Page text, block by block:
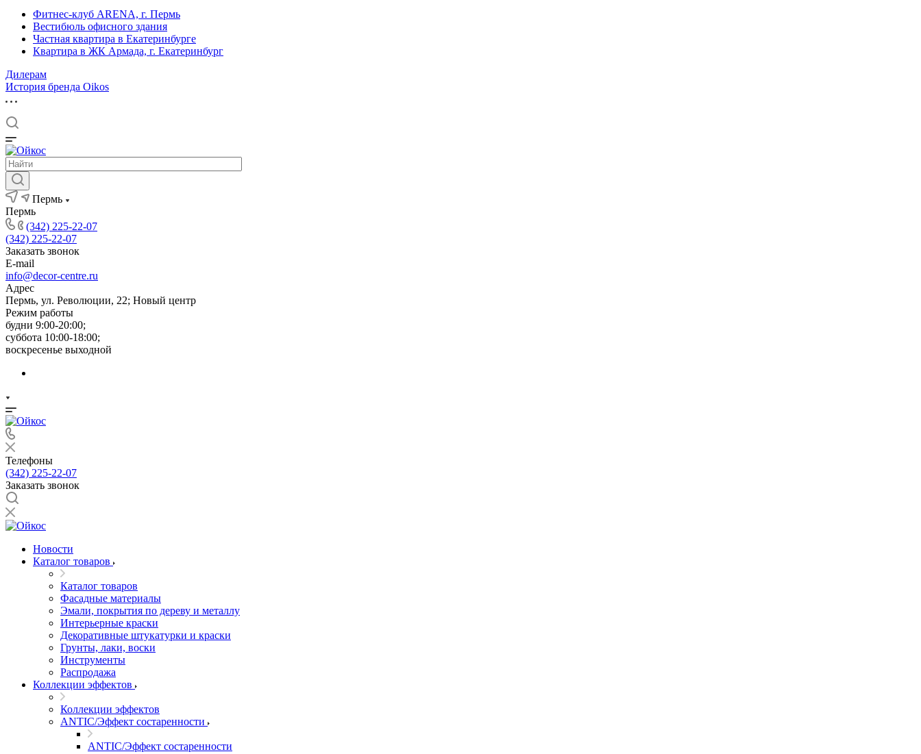
Фитнес-клуб ARENA, г. Пермь
Вестибюль офисного здания
Частная квартира в Екатеринбурге
Квартира в ЖК Армада, г. Екатеринбург
Дилерам
История бренда Oikos
Пермь
Пермь
(342) 225-22-07
(342) 225-22-07
Заказать звонок
E-mail
info@decor-centre.ru
Адрес
Пермь, ул. Революции, 22; Новый центр
Режим работы
будни 9:00-20:00;
суббота 10:00-18:00;
воскресенье выходной
Телефоны
(342) 225-22-07
Заказать звонок
Новости
Каталог товаров
Каталог товаров
Фасадные материалы
Эмали, покрытия по дереву и металлу
Интерьерные краски
Декоративные штукатурки и краски
Грунты, лаки, воски
Инструменты
Распродажа
Коллекции эффектов
Коллекции эффектов
ANTIC/Эффект состаренности
ANTIC/Эффект состаренности